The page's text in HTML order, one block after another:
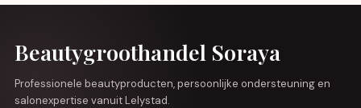
Beautygroothandel Soraya
Professionele beautyproducten, persoonlijke ondersteuning en
salonexpertise vanuit Lelystad.